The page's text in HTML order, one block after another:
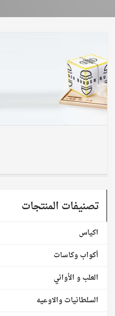
تصنيفات المنتجات
اكياس
أكواب وكاسات
العلب و الأواني
السلطانيات والاوعيه